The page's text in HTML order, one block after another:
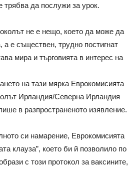
трябва да послужи за урок.
не е нещо, което да може да
а е съществен, трудно постигнат
мира и търговията в интерес на
на тази мярка Еврокомисията
Ирландия/Северна Ирландия
в разпространеното изявление.
си намарение, Еврокомисията
клауза”, което би й позволило по
с този протокол за ваксините,